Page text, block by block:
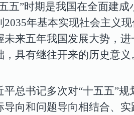
五”时期是我国在全面建
年基本实现社会主义
来五年我国发展大势，
具有继往开来的历史意义
平总书记多次对“十五五”
向和问题导向相结合、